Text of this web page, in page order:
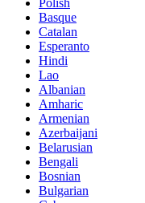
Basque
Catalan
Esperanto
Hindi
Lao
Albanian
Amharic
Armenian
Azerbaijani
Belarusian
Bengali
Bosnian
Bulgarian